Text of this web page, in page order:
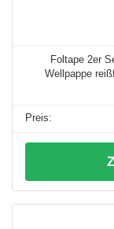
Foltape 2er
Wellpappe